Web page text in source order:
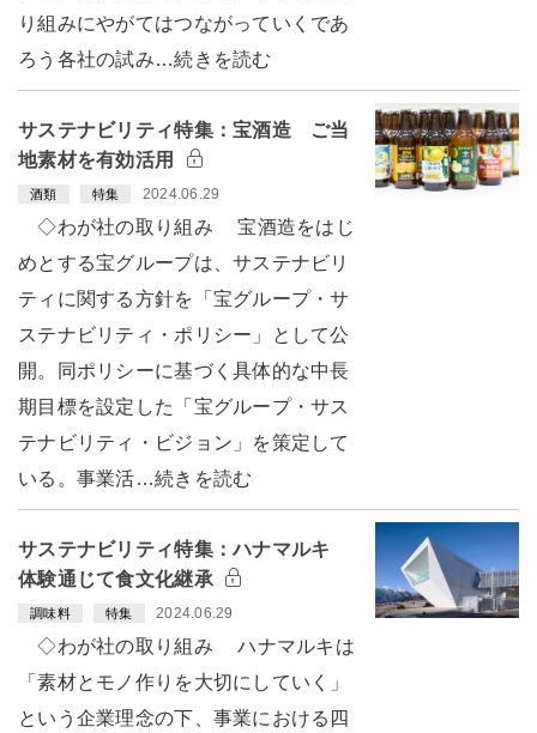
り組みにやがてはつながっていくであ
ろう各社の試み…続きを読む
サステナビリティ特集：宝酒造 ご当
地素材を有効活用
酒類 特集 2024.06.29
◇わが社の取り組み 宝酒造をはじ
めとする宝グループは、サステナビリ
ティに関する方針を「宝グループ・サ
ステナビリティ・ポリシー」として公
開。同ポリシーに基づく具体的な中長
期目標を設定した「宝グループ・サス
テナビリティ・ビジョン」を策定して
いる。事業活…続きを読む
サステナビリティ特集：ハナマルキ
体験通じて食文化継承
調味料 特集 2024.06.29
◇わが社の取り組み ハナマルキは
「素材とモノ作りを大切にしていく」
という企業理念の下、事業における四